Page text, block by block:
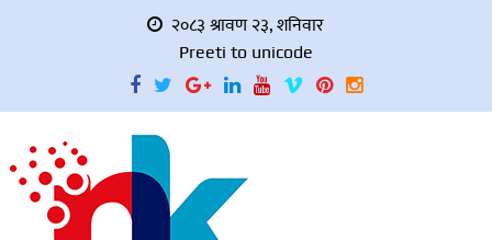
२०८३ श्रावण २३, शनिवार
Preeti to unicode